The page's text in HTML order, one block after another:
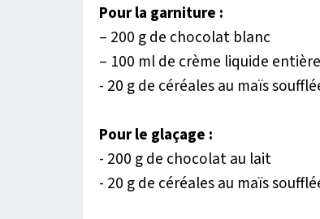
Pour la garniture :
– 200 g de chocolat blanc
– 100 ml de crème liquide entière
- 20 g de céréales au maïs
Pour le glaçage :
- 200 g de chocolat au lait
- 20 g de céréales au maïs